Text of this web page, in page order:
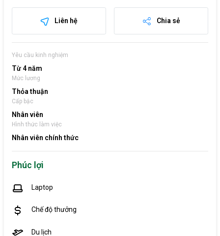
Liên hệ Chia sẻ
Yêu cầu kinh nghiệm
Từ 4 năm
Mức lương
Thỏa thuận
Cấp bậc
Nhân viên
Hình thức làm việc
Nhân viên chính thức
Phúc lợi
Laptop
Chế độ thưởng
Du lịch